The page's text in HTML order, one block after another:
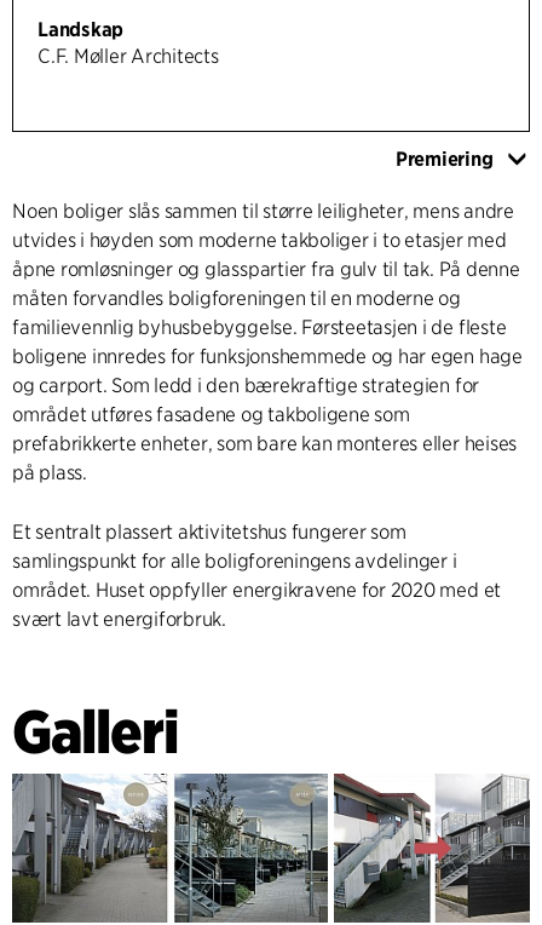
Landskap
C.F. Møller Architects
Premiering
Noen boliger slås sammen til større leiligheter, mens andre
utvides i høyden som moderne takboliger i to etasjer med
åpne romløsninger og glasspartier fra gulv til tak. På denne
måten forvandles boligforeningen til en moderne og
familievennlig byhusbebyggelse. Førsteetasjen i de fleste
boligene innredes for funksjonshemmede og har egen hage
og carport. Som ledd i den bærekraftige strategien for
området utføres fasadene og takboligene som
prefabrikkerte enheter, som bare kan monteres eller heises
på plass.
Et sentralt plassert aktivitetshus fungerer som
samlingspunkt for alle boligforeningens avdelinger i
området. Huset oppfyller energikravene for 2020 med et
svært lavt energiforbruk.
Galleri